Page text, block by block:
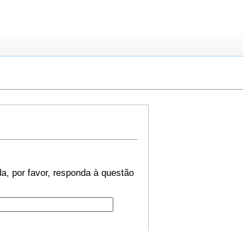
por favor, responda à questão